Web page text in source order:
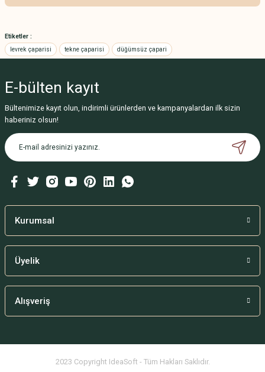
yetersiz gördüğünüz noktaları öneri formunu kullanarak tarafımıza
iletebilirsiniz.
Görüş ve önerileriniz için teşekkür ederiz.
Ürün resmi kalitesiz, bozuk veya görüntülenemiyor.
Ürün açıklamasında eksik bilgiler bulunuyor.
Ürün bilgilerinde hatalar bulunuyor.
Etiketler :
levrek çaparisi
tekne çaparisi düğümsüz çapari
E-bülten kayıt
Bültenimize kayıt olun, indirimli ürünlerden ve kampanyalardan ilk sizin
haberiniz olsun!
Kurumsal
Üyelik
Alışveriş
2023 Copyright IdeaSoft - Tüm Hakları Saklıdır.